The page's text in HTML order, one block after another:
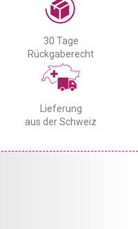
30 Tage
Rückgaberecht
Lieferung
aus der Schweiz